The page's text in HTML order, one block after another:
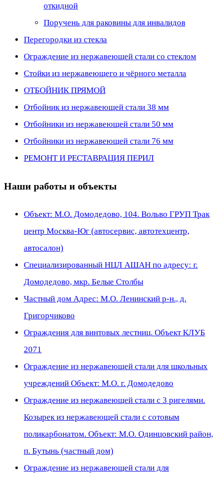
откидной
Поручень для раковины для инвалидов
Перегородки из стекла
Ограждение из нержавеющей стали со стеклом
Стойки из нержавеющего и чёрного металла
ОТБОЙНИК ПРЯМОЙ
Отбойник из нержавеющей стали 38 мм
Отбойники из нержавеющей стали 50 мм
Отбойники из нержавеющей стали 76 мм
РЕМОНТ И РЕСТАВРАЦИЯ ПЕРИЛ
Наши работы и объекты
Объект: М.О. Домодедово, 104. Вольво ГРУП Трак
центр Москва-Юг (автосервис, автотехцентр,
автосалон)
Специализированный НЦЛ АШАН по адресу: г.
Домодедово, мкр. Белые Столбы
Частный дом Адрес: М.О. Ленинский р-н., д.
Григорчиково
Ограждения для винтовых лестниц. Объект КЛУБ
2071
Ограждение из нержавеющей стали для школьных
учреждений Объект: М.О. г. Домодедово
Ограждение из нержавеющей стали с 3 ригелями.
Козырек из нержавеющей стали с сотовым
поликарбонатом. Объект: М.О. Одинцовский район,
п. Бутынь (частный дом)
Ограждение из нержавеющей стали для